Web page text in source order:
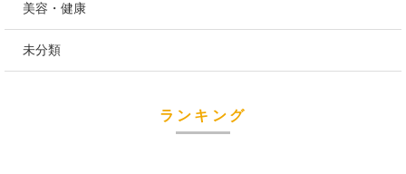
美容・健康
未分類
ランキング